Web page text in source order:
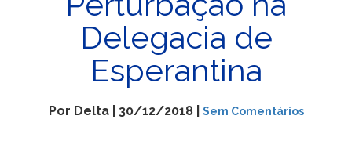
Delegacia de
Esperantina
Por Delta | 30/12/2018 | Sem Comentários